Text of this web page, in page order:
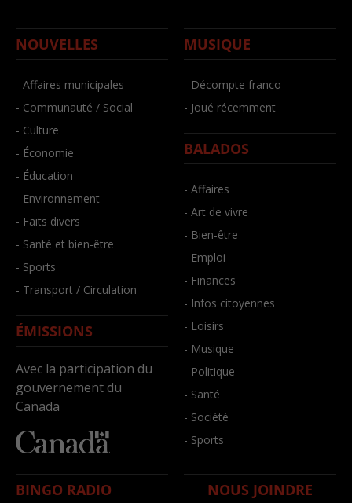
NOUVELLES
- Affaires municipales
- Communauté / Social
- Culture
- Économie
- Éducation
- Environnement
- Faits divers
- Santé et bien-être
- Sports
- Transport / Circulation
ÉMISSIONS
Avec la participation du
gouvernement du
Canada
MUSIQUE
- Décompte franco
- Joué récemment
BALADOS
- Affaires
- Art de vivre
- Bien-être
- Emploi
- Finances
- Infos citoyennes
- Loisirs
- Musique
- Politique
- Santé
- Société
- Sports
BINGO RADIO NOUS JOINDRE